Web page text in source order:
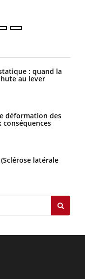
: quand la
au lever
déformation des
conséquences
latérale